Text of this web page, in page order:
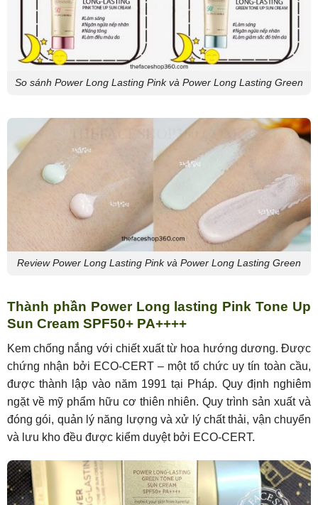
So sánh Power Long Lasting Pink và Power Long Lasting Green
Review Power Long Lasting Pink và Power Long Lasting Green
Thành phần Power Long lasting Pink Tone Up
Sun Cream SPF50+ PA++++
Kem chống nắng với chiết xuất từ hoa hướng dương. Được
chứng nhận bởi ECO-CERT – một tổ chức uy tín toàn cầu,
được thành lập vào năm 1991 tại Pháp. Quy định nghiêm
ngặt về mỹ phẩm hữu cơ thiên nhiên. Quy trình sản xuất và
đóng gói, quản lý năng lượng và xử lý chất thải, vận chuyển
và lưu kho đều được kiểm duyệt bởi ECO-CERT.